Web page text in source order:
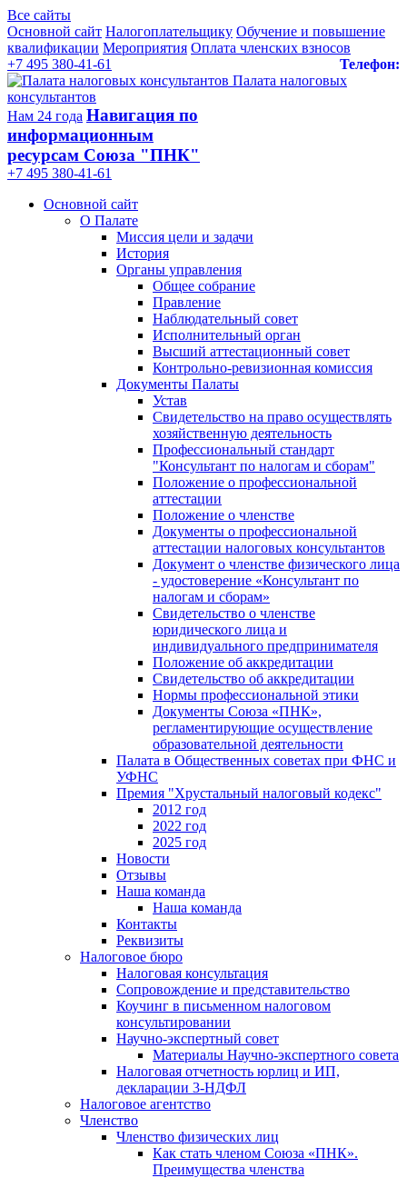
Все сайты
Основной сайт Налогоплательщику Обучение и повышение
квалификации Мероприятия Оплата членских взносов
Телефон:
+7 495 380-41-61
Палата налоговых
консультантов
Нам 24 года Навигация по
информационным
ресурсам Союза "ПНК"
+7 495 380‑41‑61
Основной сайт
О Палате
Миссия цели и задачи
История
Органы управления
Общее собрание
Правление
Наблюдательный совет
Исполнительный орган
Высший аттестационный совет
Контрольно-ревизионная комиссия
Документы Палаты
Устав
Свидетельство на право осуществлять
хозяйственную деятельность
Профессиональный стандарт
"Консультант по налогам и сборам"
Положение о профессиональной
аттестации
Положение о членстве
Документы о профессиональной
аттестации налоговых консультантов
Документ о членстве физического лица
- удостоверение «Консультант по
налогам и сборам»
Свидетельство о членстве
юридического лица и
индивидуального предпринимателя
Положение об аккредитации
Свидетельство об аккредитации
Нормы профессиональной этики
Документы Союза «ПНК»,
регламентирующие осуществление
образовательной деятельности
Палата в Общественных советах при ФНС и
УФНС
Премия "Хрустальный налоговый кодекс"
2012 год
2022 год
2025 год
Новости
Отзывы
Наша команда
Наша команда
Контакты
Реквизиты
Налоговое бюро
Налоговая консультация
Cопровождение и представительство
Коучинг в письменном налоговом
консультировании
Научно-экспертный совет
Материалы Научно-экспертного совета
Налоговая отчетность юрлиц и ИП,
декларации 3-НДФЛ
Налоговое агентство
Членство
Членство физических лиц
Как стать членом Союза «ПНК».
Преимущества членства